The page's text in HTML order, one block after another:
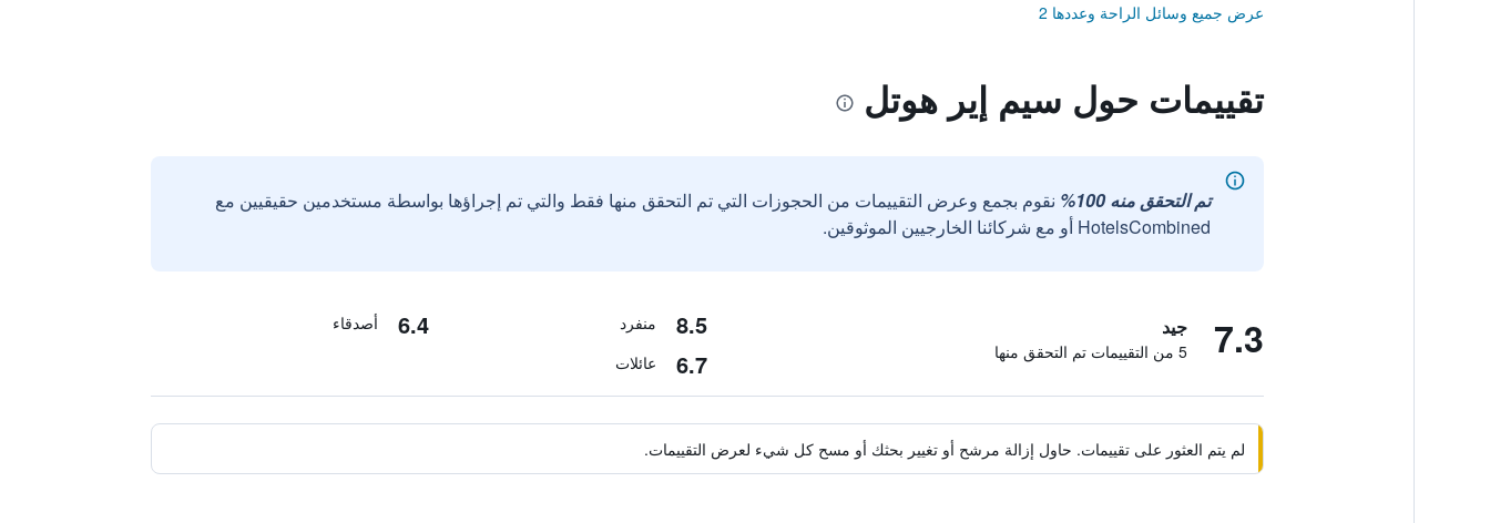
عرض جميع وسائل الراحة وعددها 2
تقييمات حول سيم إير هوتل
تم التحقق منه 100%
نقوم بجمع وعرض التقييمات من الحجوزات التي تم التحقق منها فقط والتي تم إجراؤها بواسطة مستخدمين حقيقيين مع
HotelsCombined أو مع شركائنا الخارجيين الموثوقين.
7.3 جيد
5 من التقييمات تم التحقق منها
8.5 منفرد 6.4 أصدقاء
6.7 عائلات
لم يتم العثور على تقييمات. حاول إزالة مرشح أو تغيير بحثك أو مسح كل شيء لعرض التقييمات.